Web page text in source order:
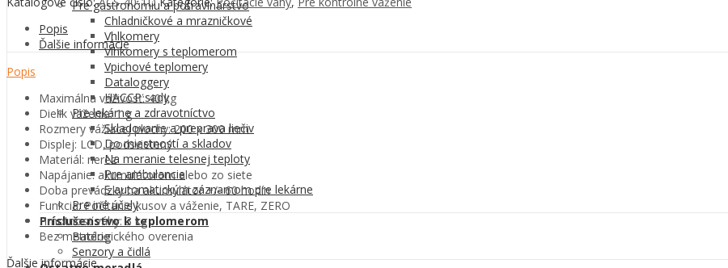
Pre gastronómiu a potravinárstvo
Chladničkové a mrazničkové
Vhlkomery
Vlhkomery s teplomerom
Vpichové teplomery
Dataloggery
HACCP sady
Pre lekárne a zdravotníctvo
Skladovanie a preprava liečiv
Do miestností a skladov
Na meranie telesnej teploty
Pre ambulancie
S automatickým záznamom pre lekárne
Pre iné účely
Príslušenstvo k teplomerom
Batérie
Senzory a čidlá
Popis
Ďalšie informácie
Popis
Maximálna váživosť: 40 kg
Dielik váženia: 1 g
Rozmery vážiacej plochy: 200 x 300 mm
Displej: LCD, podsvietený
Materiál: nerez
Napájanie: akumulátorom alebo zo siete
Doba prevádzky na akumulátor +/- 60 hodín
Funkcia: Počítanie kusov a váženie, TARE, ZERO
Hmotnosť váhy: 3 kg
Bez metrologického overenia
Ďalšie informácie